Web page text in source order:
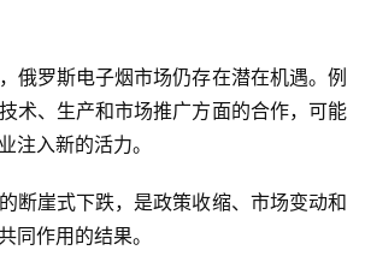
俄罗斯电子烟市场仍存在潜在机遇。例
术、生产和市场推广方面的合作，可能
注入新的活力。
断崖式下跌，是政策收缩、市场变动和
同作用的结果。